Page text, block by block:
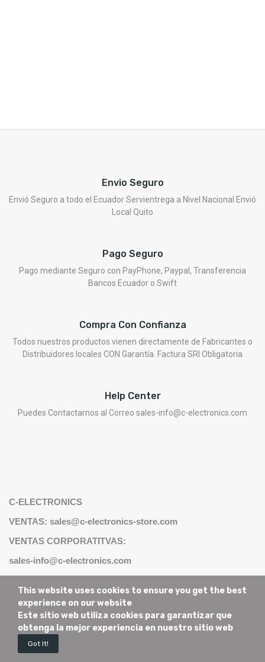
Envio Seguro
Envió Seguro a todo el Ecuador Servientrega a Nivel Nacional Envió
Local Quito
Pago Seguro
Pago mediante Seguro con PayPhone, Paypal, Transferencia
Bancos Ecuador o Swift
Compra Con Confianza
Todos nuestros productos vienen directamente de Fabricantes o
Distribuidores locales CON Garantía. Factura SRI Obligatoria
Help Center
Puedes Contactarnos al Correo sales-info@c-electronics.com
C-ELECTRONICS
VENTAS: sales@c-electronics-store.com
VENTAS CORPORATITVAS:
sales-info@c-electronics.com
+593 9955 22 463
This website uses cookies to ensure you get the best
experience on our website
Este sitio web utiliza cookies para garantizar que
obtenga la mejor experiencia en nuestro sitio web
Got It!